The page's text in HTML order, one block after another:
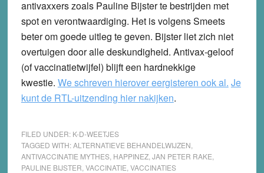
antivaxxers zoals Pauline Bijster te bestrijden met
spot en verontwaardiging. Het is volgens Smeets
beter om goede uitleg te geven. Bijster liet zich niet
overtuigen door alle deskundigheid. Antivax-geloof
(of vaccinatietwijfel) blijft een hardnekkige
kwestie. We schreven hierover eergisteren ook al. Je
kunt de RTL-uitzending hier nakijken.
FILED UNDER: K-D-WEETJES
TAGGED WITH:ALTERNATIEVE BEHANDELWIJZEN
ANTIVACCINATIE MYTHES, HAPPINEZ, JAN PETER RAKE
PAULINE BIJSTER VACCINATIE VACCINATIES